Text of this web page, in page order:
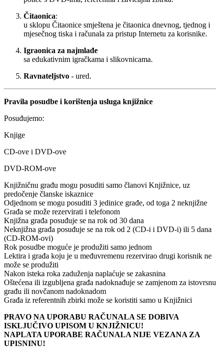
Čitaonica:
u sklopu Čitaonice smještena je čitaonica dnevnog, tjednog i
mjesečnog tiska i računala za pristup Internetu za korisnike.
Igraonica za najmlađe
sa edukativnim igračkama i slikovnicama.
Ravnateljstvo - ured.
Pravila posudbe i korištenja usluga knjižnice
Posuđujemo:
Knjige
CD-ove i DVD-ove
DVD-ROM-ove
Knjižničnu građu mogu posuditi samo članovi Knjižnice, uz
predočenje članske iskaznice
Odjednom se mogu posuditi 3 jedinice građe, od toga 2 neknjižne
Građa se može rezervirati i telefonom
Knjižna građa posuđuje se na rok od 30 dana
Neknjižna građa posuđuje se na rok od 2 (CD-i i DVD-i) ili 5 dana
(CD-ROM-ovi)
Rok posudbe moguće je produžiti samo jednom
Lektira i građa koju je u međuvremenu rezervirao drugi korisnik ne
može se produžiti
Nakon isteka roka zaduženja naplaćuje se zakasnina
Oštećena ili izgubljena građa nadoknađuje se zamjenom za istovrsnu
građu ili novčanom nadoknadom
Građa iz referentnih zbirki može se koristiti samo u Knjižnici
PRAVO NA UPORABU RAČUNALA SE DOBIVA
ISKLJUČIVO UPISOM U KNJIŽNICU!
NAPLATA UPORABE RAČUNALA NIJE VEZANA ZA
UPISNINU!